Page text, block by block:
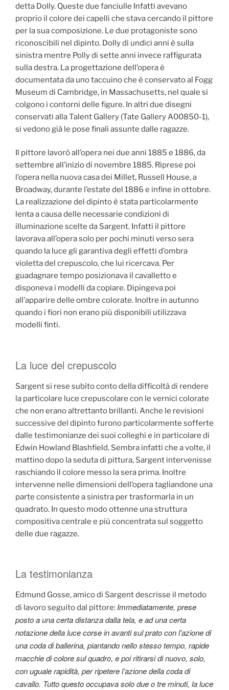
detta Dolly. Queste due fanciulle Infatti avevano
proprio il colore dei capelli che stava cercando il pittore
per la sua composizione. Le due protagoniste sono
riconoscibili nel dipinto. Dolly di undici anni è sulla
sinistra mentre Polly di sette anni invece raffigurata
sulla destra. La progettazione dell’opera è
documentata da uno taccuino che è conservato al Fogg
Museum di Cambridge, in Massachusetts, nel quale si
colgono i contorni delle figure. In altri due disegni
conservati alla Talent Gallery (Tate Gallery A00850-1),
si vedono già le pose finali assunte dalle ragazze.
Il pittore lavorò all’opera nei due anni 1885 e 1886, da
settembre all’inizio di novembre 1885. Riprese poi
l’opera nella nuova casa dei Millet, Russell House, a
Broadway, durante l’estate del 1886 e infine in ottobre.
La realizzazione del dipinto è stata particolarmente
lenta a causa delle necessarie condizioni di
illuminazione scelte da Sargent. Infatti il pittore
lavorava all’opera solo per pochi minuti verso sera
quando la luce gli garantiva degli effetti d’ombra
violetta del crepuscolo, che lui ricercava. Per
guadagnare tempo posizionava il cavalletto e
disponeva i modelli da copiare. Dipingeva poi
all’apparire delle ombre colorate. Inoltre in autunno
quando i fiori non erano più disponibili utilizzava
modelli finti.
La luce del crepuscolo
Sargent si rese subito conto della difficoltà di rendere
la particolare luce crepuscolare con le vernici colorate
che non erano altrettanto brillanti. Anche le revisioni
successive del dipinto furono particolarmente sofferte
dalle testimonianze dei suoi colleghi e in particolare di
Edwin Howland Blashfield. Sembra infatti che a volte, il
mattino dopo la seduta di pittura, Sargent intervenisse
raschiando il colore messo la sera prima. Inoltre
intervenne nelle dimensioni dell’opera tagliandone una
parte consistente a sinistra per trasformarla in un
quadrato. In questo modo ottenne una struttura
compositiva centrale e più concentrata sul soggetto
delle due ragazze.
La testimonianza
Edmund Gosse, amico di Sargent descrisse il metodo
di lavoro seguito dal pittore:Immediatamente, prese
posto a una certa distanza dalla tela, e ad una certa
notazione della luce corse in avanti sul prato con l’azione di
una coda di ballerina, piantando nello stesso tempo, rapide
macchie di colore sul quadro, e poi ritirarsi di nuovo, solo,
con uguale rapidità, per ripetere l’azione della coda di
cavallo. Tutto questo occupava solo due o tre minuti, la luce